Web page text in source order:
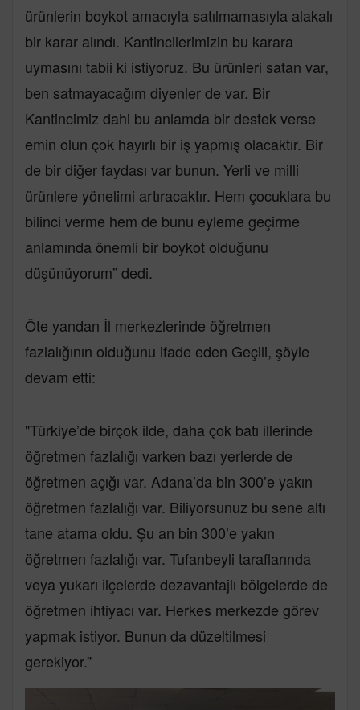
ürünlerin boykot amacıyla satılmamasıyla alakalı
bir karar alındı. Kantincilerimizin bu karara
uymasını tabii ki istiyoruz. Bu ürünleri satan var,
ben satmayacağım diyenler de var. Bir
Kantincimiz dahi bu anlamda bir destek verse
emin olun çok hayırlı bir iş yapmış olacaktır. Bir
de bir diğer faydası var bunun. Yerli ve milli
ürünlere yönelimi artıracaktır. Hem çocuklara bu
bilinci verme hem de bunu eyleme geçirme
anlamında önemli bir boykot olduğunu
düşünüyorum” dedi.
Öte yandan İl merkezlerinde öğretmen
fazlalığının olduğunu ifade eden Geçili, şöyle
devam etti:
"Türkiye’de birçok ilde, daha çok batı illerinde
öğretmen fazlalığı varken bazı yerlerde de
öğretmen açığı var. Adana’da bin 300’e yakın
öğretmen fazlalığı var. Biliyorsunuz bu sene altı
tane atama oldu. Şu an bin 300’e yakın
öğretmen fazlalığı var. Tufanbeyli taraflarında
veya yukarı ilçelerde dezavantajlı bölgelerde de
öğretmen ihtiyacı var. Herkes merkezde görev
yapmak istiyor. Bunun da düzeltilmesi
gerekiyor.”